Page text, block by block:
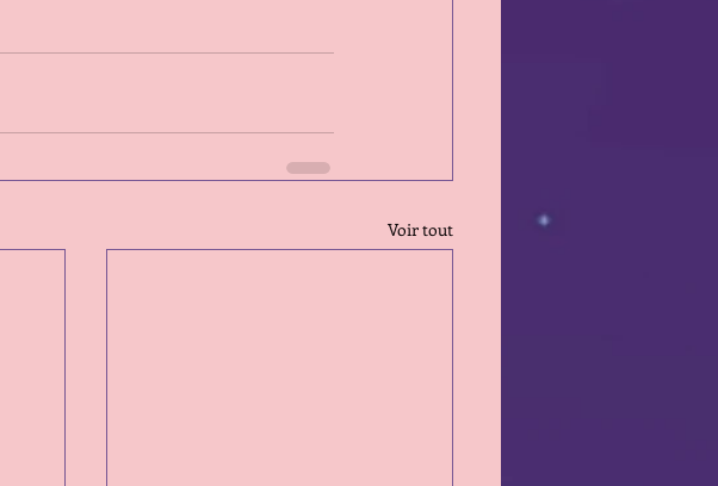
Voir tout